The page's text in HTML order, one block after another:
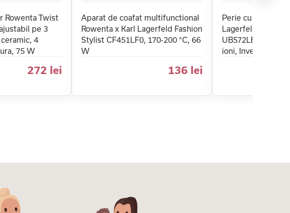
Rowenta Twist
pe 3
4
75 W
272 lei
Aparat de coafat multifunctional
Rowenta x Karl Lagerfeld Fashion
Stylist CF451LF0, 170-200 °C, 66
W
136 lei
Perie cu aer cald
Lagerfeld
UB572LE0, 55W,
ioni, Invelis